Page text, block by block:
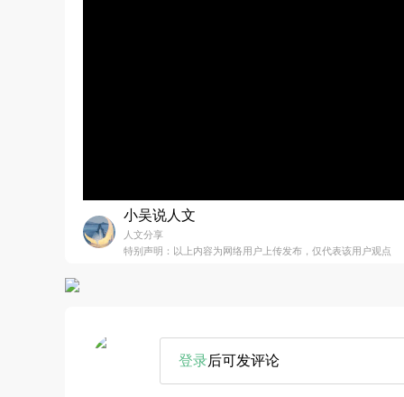
小吴说人文
人文分享
特别声明：以上内容为网络用户上传发布，仅代表该用户观点
登录后可发评论